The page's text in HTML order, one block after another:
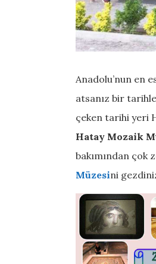
Anadolu’nun en
atsanız bir
çeken tarihi yeri
Hatay Mozaik
bakımından çok
Müzesini